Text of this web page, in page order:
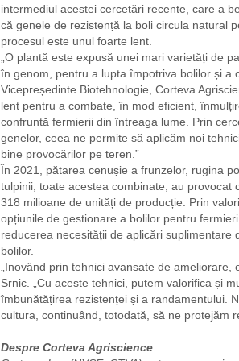
intermediul acestei cercetări recente, care a
că genele de rezistență la boli circula natural
procesul este unul foarte lent.
„O plantă este expusă unei mari varietăți de
în genom, pentru a lupta împotriva bolilor și a
Vicepreședinte Biotehnologie, Corteva
lent pentru a combate, în mod eficient,
confruntă fermierii din întreaga lume. Prin
genelor, ceea ne permite să aplicăm noi
bine provocărilor pe teren.”
În 2021, pătarea cenușie a frunzelor, rugina
tulpinii, toate acestea combinate, au provocat
318 milioane de unități de producție. Prin
opțiunile de gestionare a bolilor pentru
reducerea necesității de aplicări
bolilor.
„Inovând prin tehnici avansate de
Srnic. „Cu aceste tehnici, putem valorifica și
îmbunătățirea rezistenței și a randamentului.
cultura, continuând, totodată, să ne protejăm
Despre Corteva Agriscience